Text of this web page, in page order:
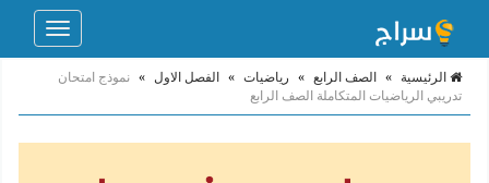
Toggle
الرئيسية » الصف الرابع » رياضيات » الفصل الاول » نموذج امتحان
تدريبي الرياضيات المتكاملة الصف الرابع